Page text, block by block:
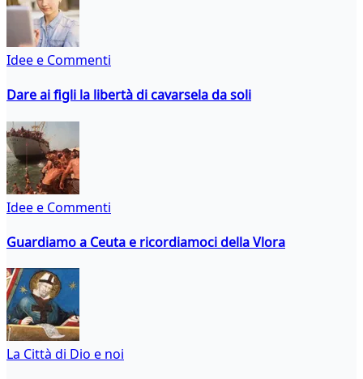
Idee e Commenti
Dare ai figli la libertà di cavarsela da soli
Idee e Commenti
Guardiamo a Ceuta e ricordiamoci della Vlora
La Città di Dio e noi